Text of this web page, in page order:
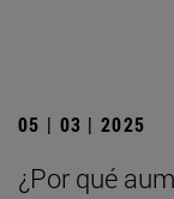
05 | 03 | 2025
¿Por qué